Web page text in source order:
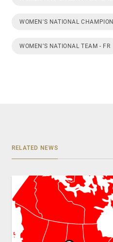
WOMEN'S NATIONAL
WOMEN’S NATIONAL TEAM - FR
RELATED NEWS